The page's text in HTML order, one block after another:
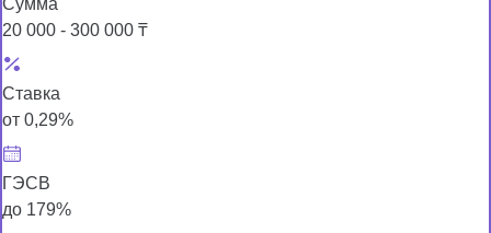
20 000 - 300 000 ₸
Ставка
от 0,29%
ГЭСВ
до 179%